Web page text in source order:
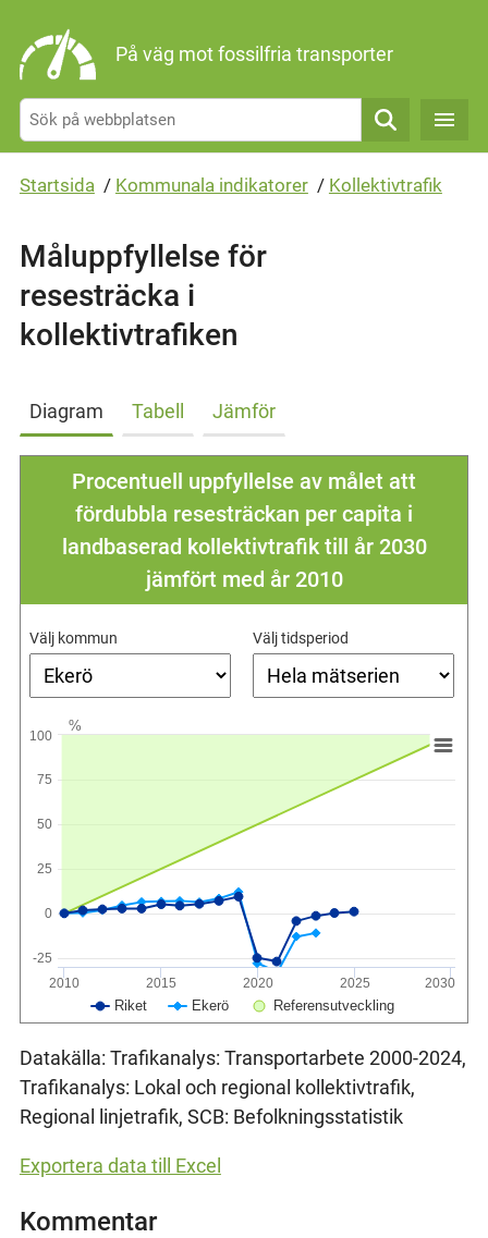
På väg mot fossilfria transporter
Sök
Startsida / Kommunala indikatorer / Kollektivtrafik
Måluppfyllelse för
resesträcka i
kollektivtrafiken
Diagram Tabell Jämför
Procentuell uppfyllelse av målet att
fördubbla resesträckan per capita i
landbaserad kollektivtrafik till år 2030
jämfört med år 2010
Välj kommun Välj tidsperiod
%
Riket Ekerö Referensutveckling
2010 2015 2020 2025 2030
-25
0
25
50
75
100
Datakälla: Trafikanalys: Transportarbete 2000-2024,
Trafikanalys: Lokal och regional kollektivtrafik,
Regional linjetrafik, SCB: Befolkningsstatistik
Exportera data till Excel
Kommentar